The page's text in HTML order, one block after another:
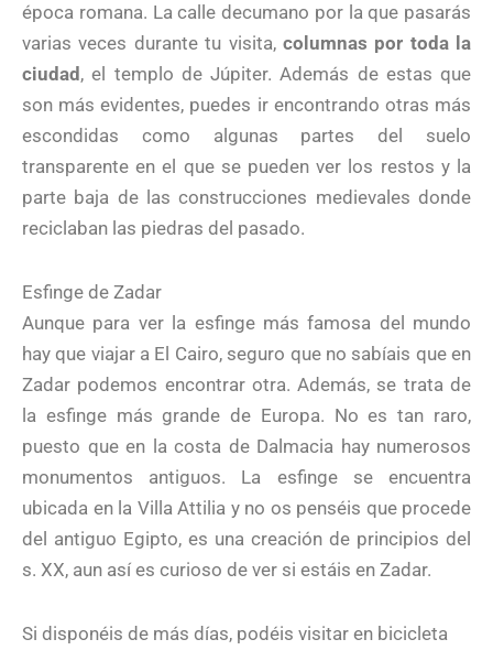
época romana. La calle decumano por la que pasarás
varias veces durante tu visita, columnas por toda la
ciudad , el templo de Júpiter. Además de estas que
son más evidentes, puedes ir encontrando otras más
escondidas como algunas partes del suelo
transparente en el que se pueden ver los restos y la
parte baja de las construcciones medievales donde
reciclaban las piedras del pasado.
Esfinge de Zadar
Aunque para ver la esfinge más famosa del mundo
hay que viajar a El Cairo, seguro que no sabíais que en
Zadar podemos encontrar otra. Además, se trata de
la esfinge más grande de Europa. No es tan raro,
puesto que en la costa de Dalmacia hay numerosos
monumentos antiguos. La esfinge se encuentra
ubicada en la Villa Attilia y no os penséis que procede
del antiguo Egipto, es una creación de principios del
s. XX, aun así es curioso de ver si estáis en Zadar.
Si disponéis de más días, podéis visitar en bicicleta